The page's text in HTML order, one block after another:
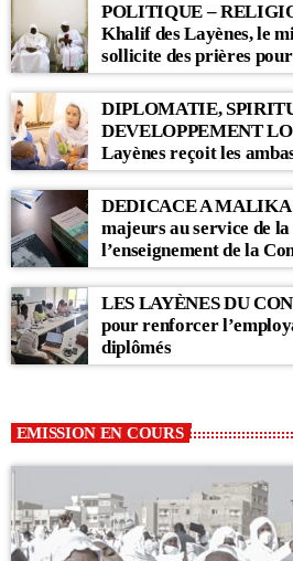
POLITIQUE –
Khalif des Layènes, le
sollicite des prières pour
DIPLOMATIE,
DEVELOPPEMENT
Layènes reçoit les
des Pays-Bas
DEDICACE A MALIKA
majeurs au service de
l’enseignement de la
LES LAYÈNES DU
pour renforcer
diplômés
EMISSION EN COURS